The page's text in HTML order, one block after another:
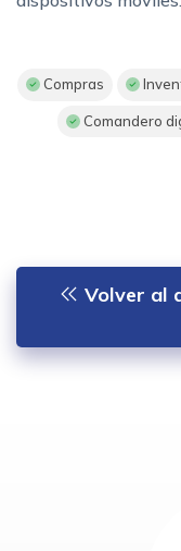
Compras
Comandero
Volver al